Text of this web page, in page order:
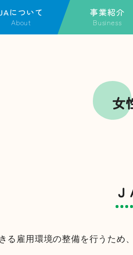
について
About
事業紹介
Business
不動産事業
女
る雇用環境の整備を行うため